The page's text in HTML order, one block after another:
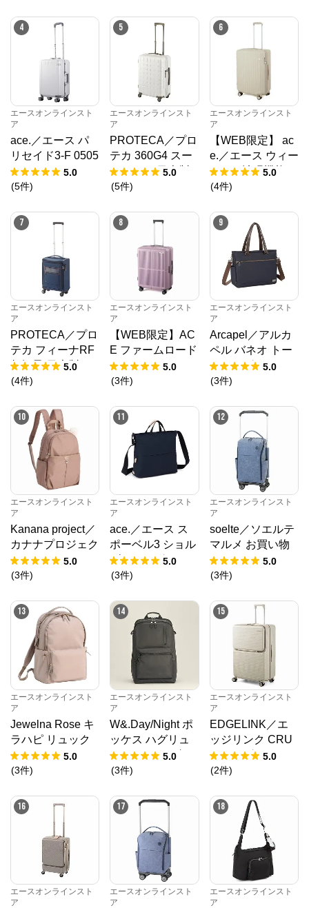
ーストッパー
4
エースオンラインスト
ア
ace.／エース パ
リセイド3-F 0505
1 スーツケース フ
レーム 32L キャ
5.0
(5件)
5
エースオンラインスト
ア
PROTECA／プロ
テカ 360G4 スー
ツケース 日本製 5
3L 02422
5.0
(5件)
6
エースオンラインスト
ア
【WEB限定】 ac
e.／エース ウィー
ベルZ 拡張機能
キャスターストッ
2
5.0
(4件)
7
エースオンラインスト
ア
PROTECA／プロ
テカ フィーナRF
超軽量 日本製 キ
ャリーケース 18L
5.0
(4件)
8
エースオンラインスト
ア
【WEB限定】AC
E ファームロード
63/75L スーツケ
ース エキスパン
5.0
(3件)
9
エースオンラインスト
ア
Arcapel／アルカ
ペル バネオ トー
トバッグ 15L 688
34
5.0
(3件)
10
エースオンラインスト
ア
Kanana project／
カナナプロジェク
ト VYG シェリ リ
ュックサック 179
5.0
(3件)
11
エースオンラインスト
ア
ace.／エース ス
ポーベル3 ショル
ダーバッグ A4サ
イズ 撥水 17813
5.0
(3件)
12
エースオンラインスト
ア
soelte／ソエルテ
マルメ お買い物
キャリー 27L 359
83
5.0
(3件)
13
エースオンラインスト
ア
Jewelna Rose キ
ラハピ リュック
A4 14.0インチPC
16212
5.0
(3件)
14
エースオンラインスト
ア
W&.Day/Night ポ
ッケス ハグリュ
ック A4サイズ 1
4.0インチPC収納
5.0
(3件)
15
エースオンラインスト
ア
EDGELINK／エ
ッジリンク CRU
ZBOX グリント
スーツケース 101
5.0
(2件)
16
エースオンラインスト
ア
17
エースオンラインスト
ア
18
エースオンラインスト
ア